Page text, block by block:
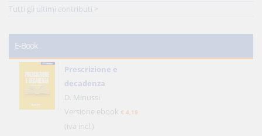
Tutti gli ultimi contributi >
E-Book
Prescrizione e
decadenza
D. Minussi
Versione ebook € 4,19
(iva incl.)